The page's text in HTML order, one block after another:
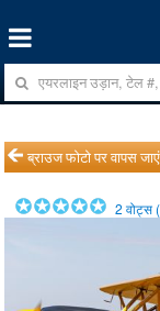
ब्राउज फोटो पर वापस जाएं
2 वोट्स (